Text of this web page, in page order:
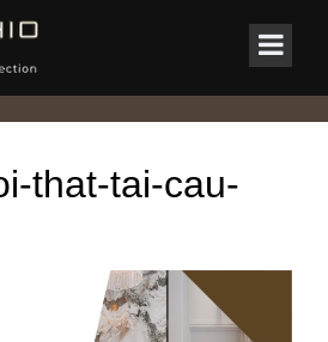
Báo Giá Mới Nhất Dịch Vụ Thiết Kế Nội
that-tai-cau-